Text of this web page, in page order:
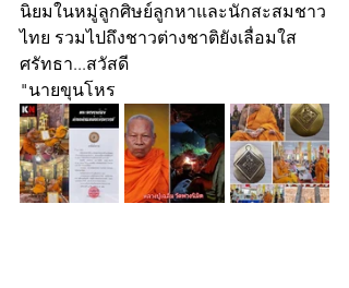
นิยมในหมู่ลูกศิษย์ลูกหาและนักสะสมชาว
ไทย รวมไปถึงชาวต่างชาติยังเลื่อมใส
ศรัทธา...สวัสดี
"นายขุนโหร